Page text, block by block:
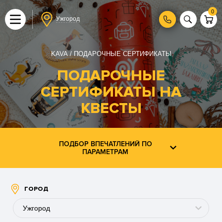
Ужгород
0
KAVA ПОДАРОЧНЫЕ СЕРТИФИКАТЫ
ПОДАРОЧНЫЕ
СЕРТИФИКАТЫ НА
КВЕСТЫ
ПОДБОР ВПЕЧАТЛЕНИЙ ПО
ПАРАМЕТРАМ
ГОРОД
Ужгород